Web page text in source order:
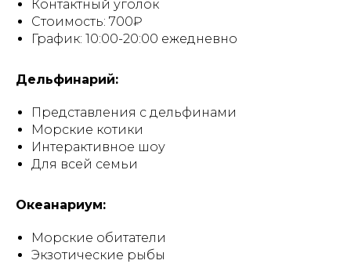
Контактный уголок
Стоимость: 700₽
График: 10:00-20:00 ежедневно
Дельфинарий:
Представления с дельфинами
Морские котики
Интерактивное шоу
Для всей семьи
Океанариум:
Морские обитатели
Экзотические рыбы